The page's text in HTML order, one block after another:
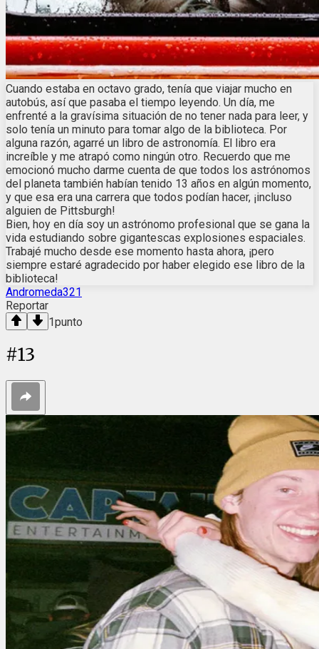
Cuando estaba en octavo grado, tenía que viajar mucho en
autobús, así que pasaba el tiempo leyendo. Un día, me
enfrenté a la gravísima situación de no tener nada para leer, y
solo tenía un minuto para tomar algo de la biblioteca. Por
alguna razón, agarré un libro de astronomía. El libro era
increíble y me atrapó como ningún otro. Recuerdo que me
emocionó mucho darme cuenta de que todos los astrónomos
del planeta también habían tenido 13 años en algún momento,
y que esa era una carrera que todos podían hacer, ¡incluso
alguien de Pittsburgh!
Bien, hoy en día soy un astrónomo profesional que se gana la
vida estudiando sobre gigantescas explosiones espaciales.
Trabajé mucho desde ese momento hasta ahora, ¡pero
siempre estaré agradecido por haber elegido ese libro de la
biblioteca!
Andromeda321
Reportar
1punto
#13